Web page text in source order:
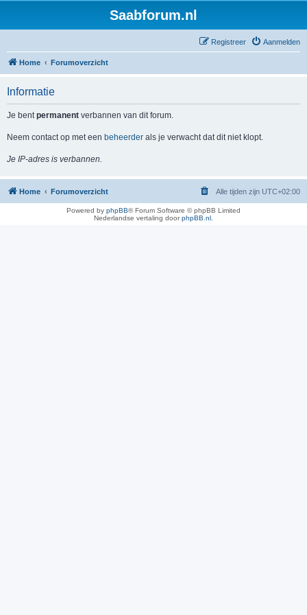
Saabforum.nl
Aanmelden
Registreer
Home Forumoverzicht
Informatie
Je bentpermanent verbannen van dit forum.
Neem contact op met een beheerder als je verwacht dat dit niet klopt.
Je IP-adres is verbannen.
Home Forumoverzicht Alle tijden zijn UTC+02:00
Powered by phpBB® Forum Software © phpBB Limited
Nederlandse vertaling doorphpBB.nl